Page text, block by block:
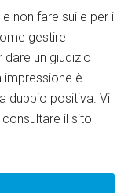
non fare sui e per i
gestire
dare un giudizio
è
dubbio positiva. Vi
il sito